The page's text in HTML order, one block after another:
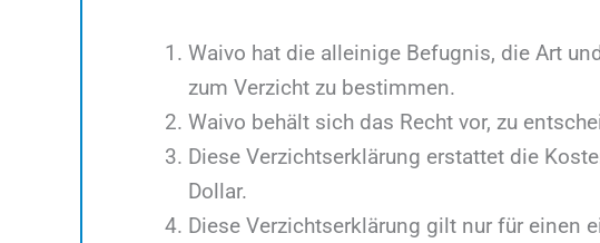
Waivo hat die alleinige Befugnis, die Art
zum Verzicht zu bestimmen.
Waivo behält sich das Recht vor, zu
Diese Verzichtserklärung erstattet die
Dollar.
Diese Verzichtserklärung gilt nur für einen